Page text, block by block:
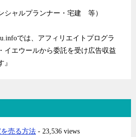
シャルプランナー・宅建 等）
では、アフィリエイトプログラ
イエウールから委託を受け広告収益
売る方法 - 23,536 views